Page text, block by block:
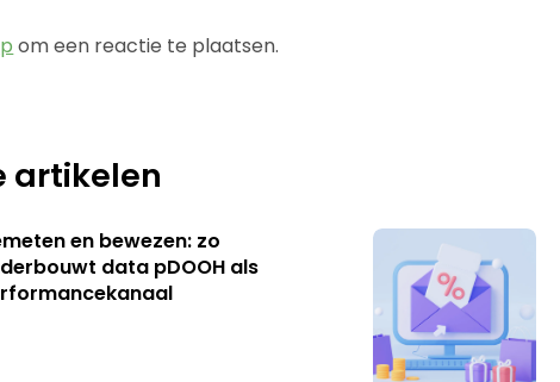
om een reactie te plaatsen.
artikelen
en bewezen: zo
data pDOOH als